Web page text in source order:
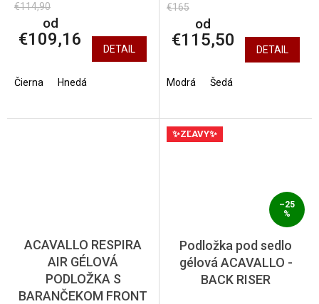
€114,90
od
€109,16 DETAIL
Čierna Hnedá
€165
od
€115,50 DETAIL
Modrá Šedá
ACAVALLO RESPIRA
AIR GÉLOVÁ
PODLOŽKA S
BARANČEKOM FRONT
✨ZĽAVY✨
–25
%
Podložka pod sedlo
gélová ACAVALLO -
BACK RISER